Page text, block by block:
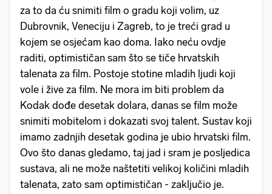
za to da ću snimiti film o gradu koji volim, uz
Dubrovnik, Veneciju i Zagreb, to je treći grad u
kojem se osjećam kao doma. Iako neću ovdje
raditi, optimističan sam što se tiče hrvatskih
talenata za film. Postoje stotine mladih ljudi koji
vole i žive za film. Ne mora im biti problem da
Kodak dođe desetak dolara, danas se film može
snimiti mobitelom i dokazati svoj talent. Sustav koji
imamo zadnjih desetak godina je ubio hrvatski film.
Ovo što danas gledamo, taj jad i sram je posljedica
sustava, ali ne može naštetiti velikoj količini mladih
talenata, zato sam optimističan - zaključio je.